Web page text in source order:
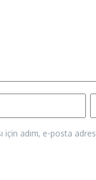
için adım, e-posta